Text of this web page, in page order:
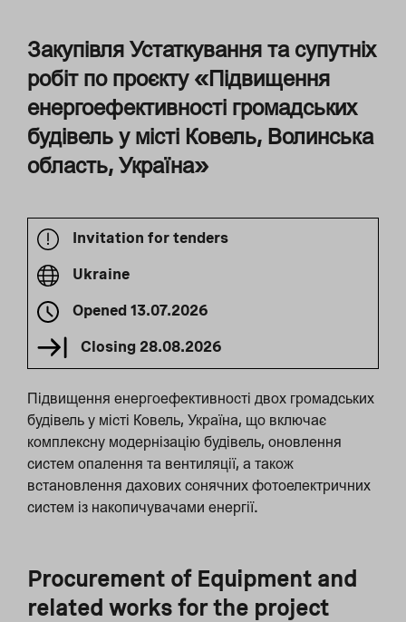
Закупівля Устаткування та супутніх
робіт по проєкту «Підвищення
енергоефективності громадських
будівель у місті Ковель, Волинська
область, Україна»
Invitation for tenders
Ukraine
Opened 13.07.2026
Closing 28.08.2026
Підвищення енергоефективності двох громадських
будівель у місті Ковель, Україна, що включає
комплексну модернізацію будівель, оновлення
систем опалення та вентиляції, а також
встановлення дахових сонячних фотоелектричних
систем із накопичувачами енергії.
Procurement of Equipment and
related works for the project